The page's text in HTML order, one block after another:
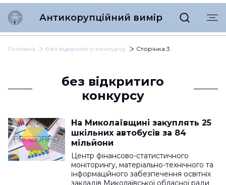
Антикорупційний вимір
Головна без відкритиго конкурсу Сторінка 3
без відкритиго
конкурсу
На Миколаївщині закуплять 25
шкільних автобусів за 84
мільйони
Центр фінансово-статистичного
моніторингу, матеріально-технічного та
інформаційного забезпечення освітніх
закладів Миколаївської обласної ради